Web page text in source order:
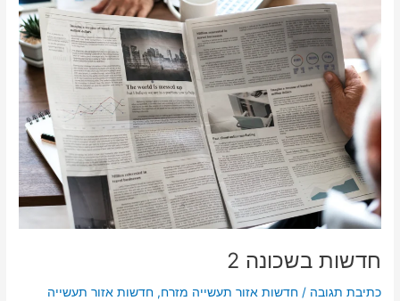
חדשות בשכונה 2
כתיבת תגובה /חדשות אזור תעשייה מזרח,חדשות אזור תעשייה
2